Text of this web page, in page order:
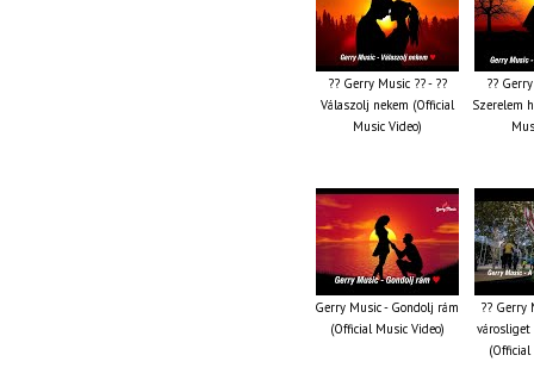
?? Gerry Music ?? - ??
Válaszolj nekem (Official
Music Video)
??
Szerelem
Gerry Music - Gondolj rám
(Official Music Video)
?? Gerry
városliget
(Official